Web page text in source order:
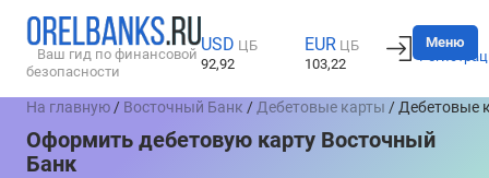
Ваш гид по финансовой
безопасности
USD ЦБ
92,92
EUR ЦБ
103,22
Вход
Меню
На главную / Восточный Банк / Дебетовые карты / Дебетовые
Оформить дебетовую карту Восточный
Банк